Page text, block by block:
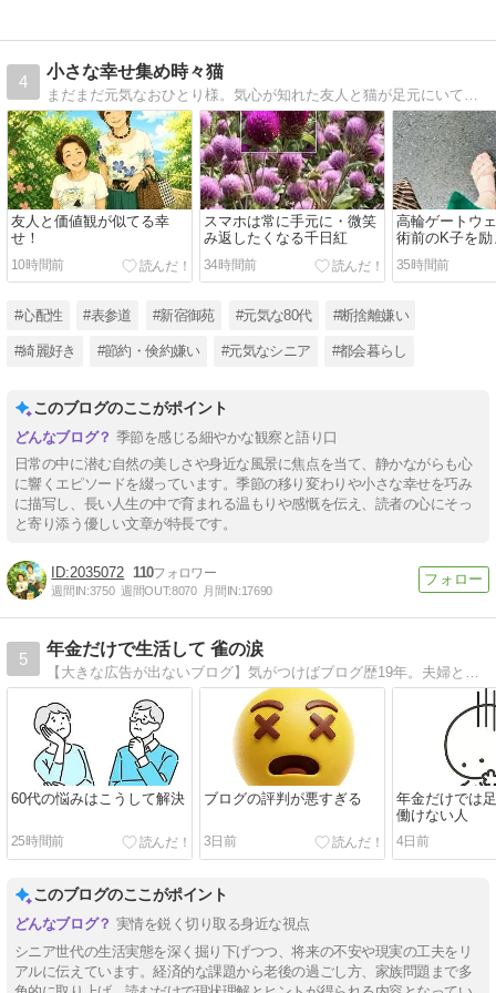
4
小さな幸せ集め時々猫
まだまだ元気なおひとり様。気心が知れた友人と猫が足元にいてビールがあれば幸せ。
友人と価値観が似てる幸
せ！
10時間前
スマホは常に手元に・微笑
み返したくなる千日紅
34時間前
高輪ゲートウ
術前のK子を励
35時間前
#心配性 #表参道 #新宿御苑 #元気な80代 #断捨離嫌い
#綺麗好き #節約・倹約嫌い #元気なシニア #都会暮らし
このブログのここがポイント
季節を感じる細やかな観察と語り口
日常の中に潜む自然の美しさや身近な風景に焦点を当て、静かながらも心
に響くエピソードを綴っています。季節の移り変わりや小さな幸せを巧み
に描写し、長い人生の中で育まれる温もりや感慨を伝え、読者の心にそっ
と寄り添う優しい文章が特長です。
2035072 110
週間IN:3750 週間OUT:8070 月間IN:17690
5
年金だけで生活して 雀の涙
60代の悩みはこうして解決
25時間前
ブログの評判が悪すぎる
3日前
年金だけでは
働けない人
4日前
このブログのここがポイント
実情を鋭く切り取る身近な視点
シニア世代の生活実態を深く掘り下げつつ、将来の不安や現実の工夫をリ
アルに伝えています。経済的な課題から老後の過ごし方、家族問題まで多